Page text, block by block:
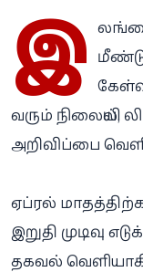
இ
வரும் நிலையில்,
அறிவிப்பை
ஏப்ரல்
இறுதி முடிவு
தகவல்